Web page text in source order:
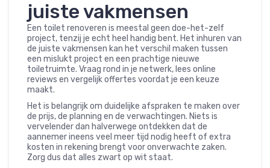
juiste vakmensen
Een toilet renoveren is meestal geen doe-het-zelf
project, tenzij je echt heel handig bent. Het inhuren van
de juiste vakmensen kan het verschil maken tussen
een mislukt project en een prachtige nieuwe
toiletruimte. Vraag rond in je netwerk, lees online
reviews en vergelijk offertes voordat je een keuze
maakt.
Het is belangrijk om duidelijke afspraken te maken over
de prijs, de planning en de verwachtingen. Niets is
vervelender dan halverwege ontdekken dat de
aannemer ineens veel meer tijd nodig heeft of extra
kosten in rekening brengt voor onverwachte zaken.
Zorg dus dat alles zwart op wit staat.